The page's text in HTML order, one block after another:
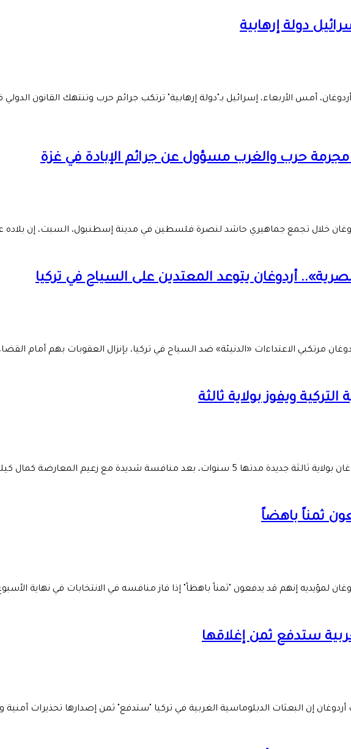
دولة إرهابية
أمس الأربعاء، إسرائيل بـ"دولة إرهابية" ترتكب جرائم حرب وتنتهك القانون الدولي
حرب والغرب مسؤول عن جرائم الإبادة في غزة
خلال تجمع جماهيري حاشد لنصرة فلسطين في مدينة إسطنبول، السبت، إن بلاده
أردوغان يتوعد المعتدين على السياح في تركيا
مرتكبي الاعتداءات «الدنيئة» ضد السياح في تركيا، بإنزال العقوبات بهم أمام
ويفوز بولاية ثالثة
شديدة مع زعيم المعارضة كمال كيليجدار أوغلو.
ثمناً باهضاً
لمؤيديه إنهم قد يدفعون "ثمناً باهظاً" إذا فاز منافسه في الانتخابات في نهاية
ستدفع ثمن إغلاقها
إن البعثات الدبلوماسية الغربية في تركيا "ستدفع" ثمن إصدارها تحذيرات أمنية